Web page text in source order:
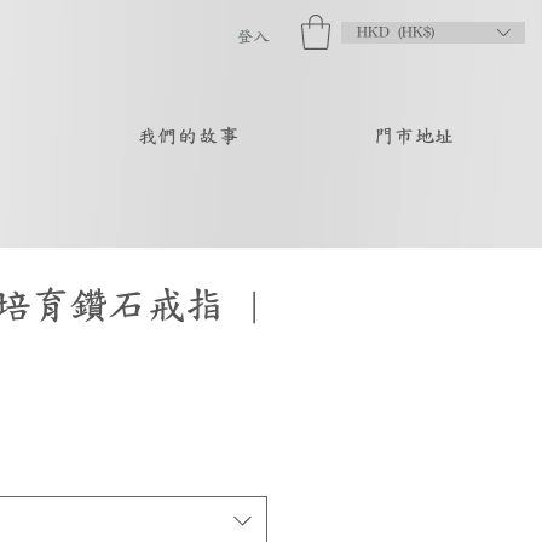
登入 HKD (HK$)
我們的故事 門市地址
育鑽石戒指 |